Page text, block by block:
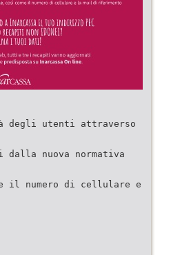
degli utenti attraverso
nuova normativa
il numero di cellulare e